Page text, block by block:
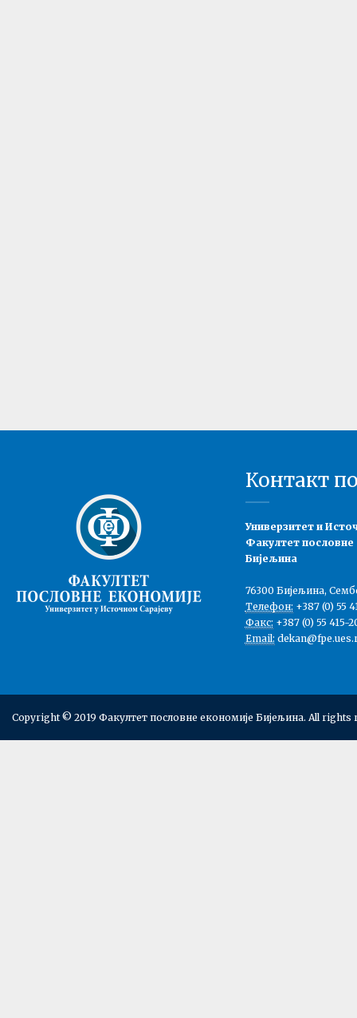
Контакт
Универзитет и
Факултет пословне
Бијељина
76300 Бијељина,
Телефон: +387 (0) 55
Факс: +387 (0) 55 415-
Email:
Copyright © 2019 Факултет пословне економије Бијељина. All rights